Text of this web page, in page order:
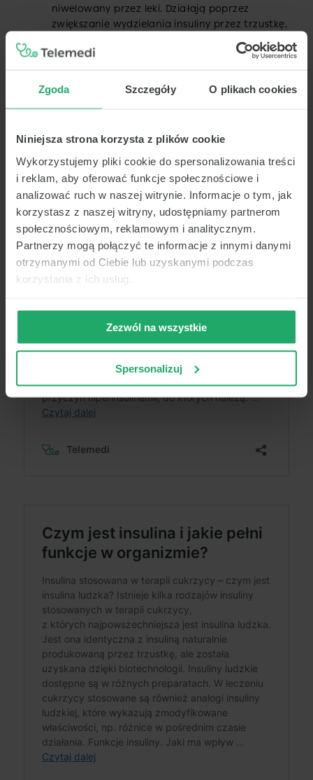
Zgoda Szczegóły O plikach cookies
Niniejsza strona korzysta z plików cookie
Wykorzystujemy pliki cookie do spersonalizowania treści
i reklam, aby oferować funkcje społecznościowe i
analizować ruch w naszej witrynie. Informacje o tym, jak
korzystasz z naszej witryny, udostępniamy partnerom
społecznościowym, reklamowym i analitycznym.
Partnerzy mogą połączyć te informacje z innymi danymi
otrzymanymi od Ciebie lub uzyskanymi podczas
korzystania z ich usług.
Zezwól na wszystkie
Spersonalizuj
niwelowany przez leki. Działają poprzez
zwiększanie wydzielania insuliny przez trzustkę,
zwiększanie wrażliwości organizmu na insulinę
lub zmniejszanie wchłaniania glukozy z jelit.
kontrolować poziom cukru we krwi można
Przeczytaj także o: